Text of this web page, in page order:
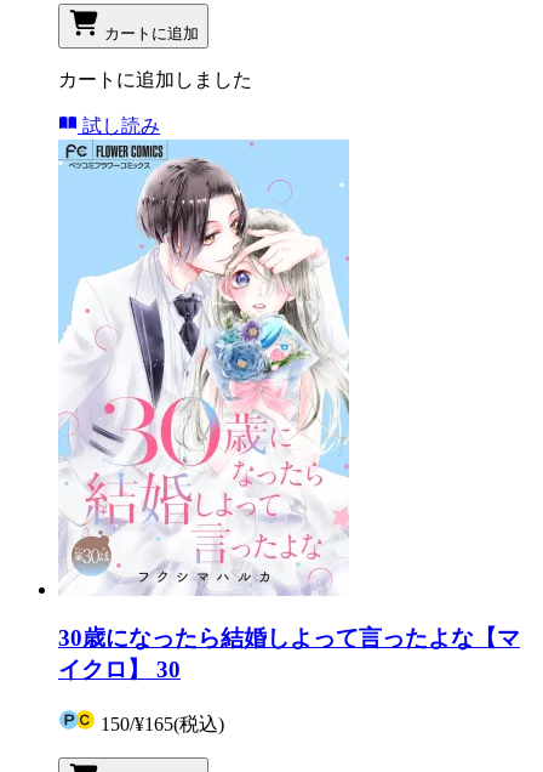
カートに追加
カートに追加しました
試し読み
30歳になったら結婚しよって言ったよな【マ
イクロ】 30
150/¥165(税込)